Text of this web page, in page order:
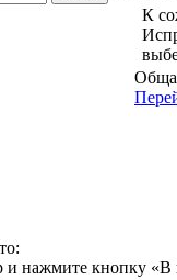
К
и нажмите кнопку «В